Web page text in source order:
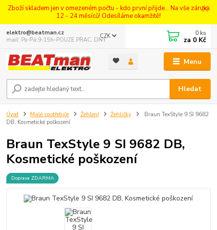
Zboží skladem jen v omezeném počtu - kdo první přijde... Na vše záruka
12 - 24 měsíců! Odesíláme okamžitě!
Menu
CZK
Hledat
elektro@beatman.cz
mail: Po-Pá:9-15h-POUZE PRAC. DNY
0 ks
za 0 Kč
Úvod Malé spotřebiče Žehlení Žehličky
Braun TexStyle 9 SI 9682
DB, Kosmetické poškození
Braun TexStyle 9 SI 9682 DB,
Kosmetické poškození
Doprava ZDARMA